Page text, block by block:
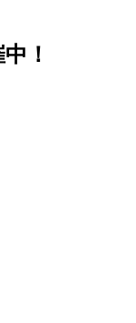
！